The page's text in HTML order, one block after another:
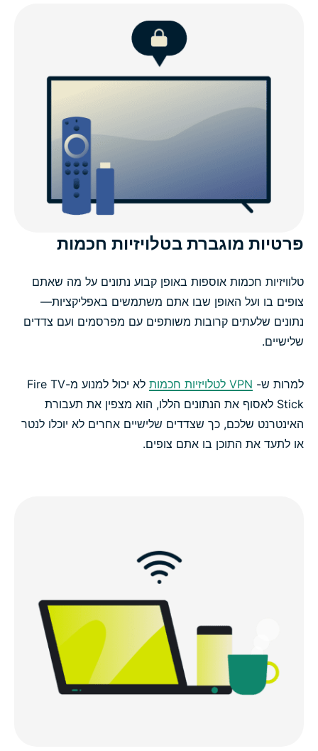
ExpressVPN ל-Fire TV: תכונות עיקריות
למה לבחור ב־ExpressVPN על פני שירותי VPN אחרים
שאלות נפוצות על שירותי VPN ל-Fire Stick
צפו בתוכן באופן בטוח עם ExpressVPN
פרטיות מוגברת בטלויזיות חכמות
טלוויזיות חכמות אוספות באופן קבוע נתונים על מה שאתם
צופים בו ועל האופן שבו אתם משתמשים באפליקציות—
נתונים שלעתים קרובות משותפים עם מפרסמים ועם צדדים
שלישיים.
למרות ש- VPN לטלויזיות חכמות
לא יכול למנוע מ-Fire TV
Stick לאסוף את הנתונים הללו, הוא מצפין את תעבורת
האינטרנט שלכם, כך שצדדים שלישיים אחרים לא יוכלו לנטר
או לתעד את התוכן בו אתם צופים.